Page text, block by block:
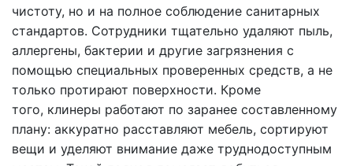
чистоту, но и на полное соблюдение санитарных
стандартов. Сотрудники тщательно удаляют пыль,
аллергены, бактерии и другие загрязнения с
помощью специальных проверенных средств, а не
только протирают поверхности. Кроме
того, клинеры работают по заранее составленному
плану: аккуратно расставляют мебель, сортируют
вещи и уделяют внимание даже труднодоступным